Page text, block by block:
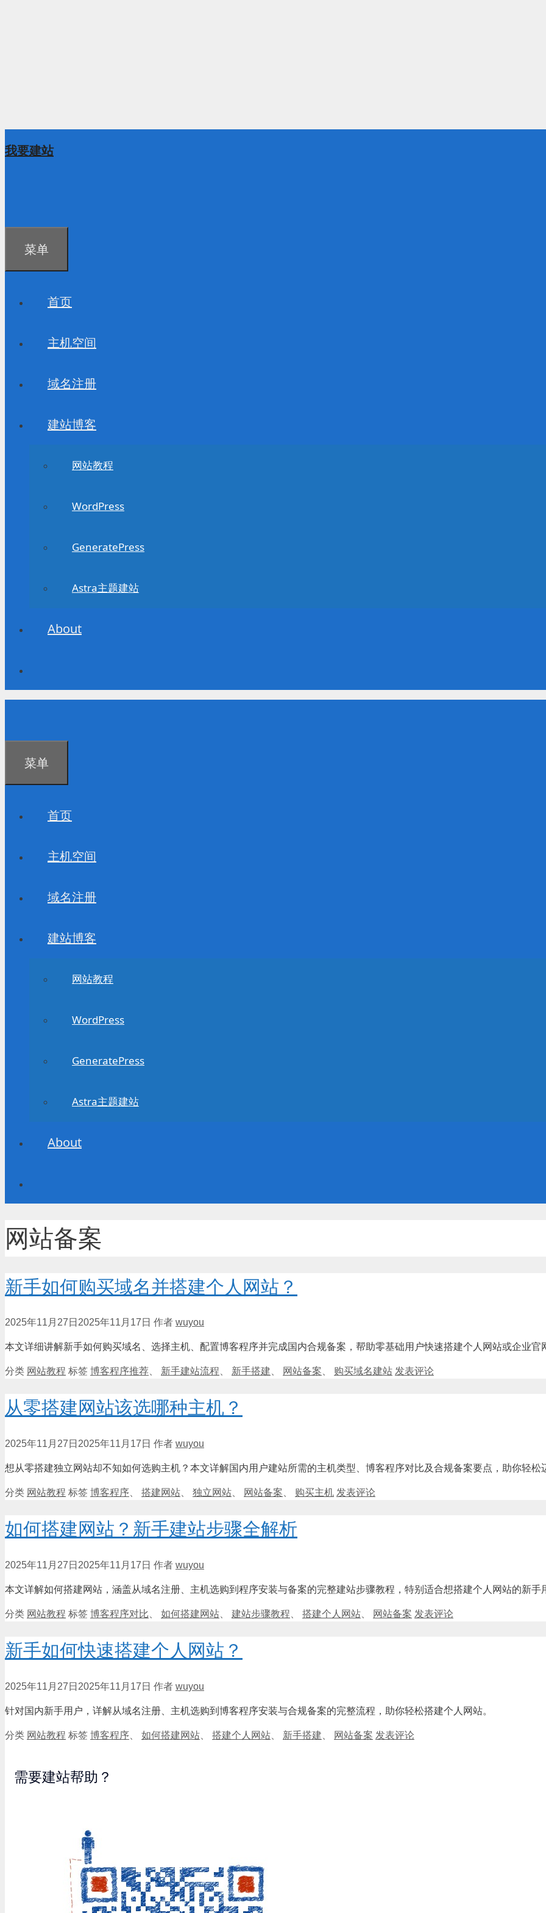
我要建站
菜单
首页
主机空间
域名注册
建站博客
网站教程
WordPress
GeneratePress
Astra主题建站
About
菜单
首页
主机空间
域名注册
建站博客
网站教程
WordPress
GeneratePress
Astra主题建站
About
网站备案
新手如何购买域名并搭建个人网站？
2025年11月27日 2025年11月17日 作者 wuyou
本文详细讲解新手如何购买域名、选择主机、配置博客程序并完成国内合规备案，帮助零基础用户快速搭建个人网站或企业官
分类 网站教程 标签 博客程序推荐、 新手建站流程、 新手搭建、 网站备案、 购买域名建站 发表评论
从零搭建网站该选哪种主机？
2025年11月27日 2025年11月17日 作者 wuyou
想从零搭建独立网站却不知如何选购主机？本文详解国内用户建站所需的主机类型、博客程序对比及合规备案要点，助你轻松
分类 网站教程 标签 博客程序 搭建网站 独立网站 网站备案 购买主机 发表评论
如何搭建网站？新手建站步骤全解析
2025年11月27日 2025年11月17日 作者 wuyou
本文详解如何搭建网站，涵盖从域名注册、主机选购到程序安装与备案的完整建站步骤教程，特别适合想搭建个人网站的新手
分类 网站教程 标签 博客程序对比 如何搭建网站 建站步骤教程 搭建个人网站 网站备案 发表评论
新手如何快速搭建个人网站？
2025年11月27日 2025年11月17日 作者 wuyou
针对国内新手用户，详解从域名注册、主机选购到博客程序安装与合规备案的完整流程，助你轻松搭建个人网站。
分类 网站教程 标签 博客程序 如何搭建网站 搭建个人网站 新手搭建 网站备案 发表评论
需要建站帮助？